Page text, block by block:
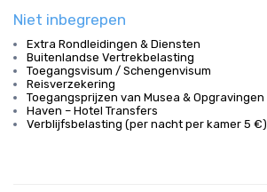
Niet inbegrepen
Extra Rondleidingen & Diensten
Buitenlandse Vertrekbelasting
Toegangsvisum / Schengenvisum
Reisverzekering
Toegangsprijzen van Musea & Opgravingen
Haven – Hotel Transfers
Verblijfsbelasting (per nacht per kamer 5 €)